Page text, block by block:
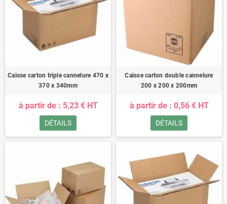
Caisse carton triple cannelure 470 x
370 x 340mm
à partir de : 5,23 € HT
DÉTAILS
Caisse carton double cannelure
200 x 200 x 200mm
à partir de : 0,56 € HT
DÉTAILS